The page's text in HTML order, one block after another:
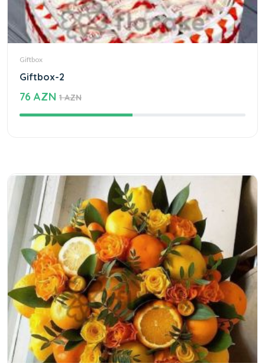
Giftbox
Giftbox-2
76 AZN 1 AZN